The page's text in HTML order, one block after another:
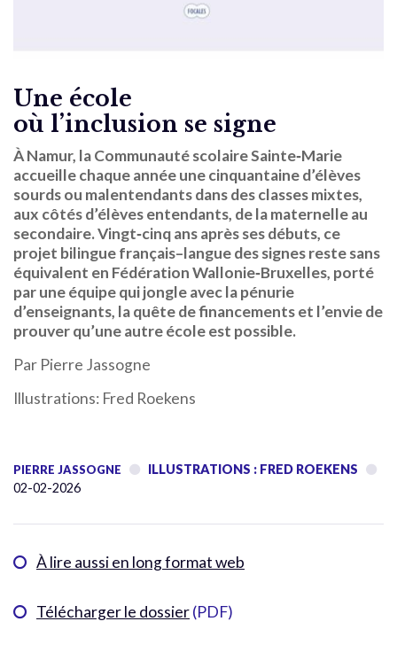
Une école
où l’inclusion se signe
À Namur, la Communauté scolaire Sainte‑Marie
accueille chaque année une cinquantaine d’élèves
sourds ou malentendants dans des classes mixtes,
aux côtés d’élèves entendants, de la maternelle au
secondaire. Vingt‑cinq ans après ses débuts, ce
projet bilingue français–langue des signes reste sans
équivalent en Fédération Wallonie‑Bruxelles, porté
par une équipe qui jongle avec la pénurie
d’enseignants, la quête de financements et l’envie de
prouver qu’une autre école est possible.
Par Pierre Jassogne
Illustrations: Fred Roekens
PIERRE JASSOGNE
ILLUSTRATIONS : FRED ROEKENS
02-02-2026
À lire aussi en long format web
Télécharger le dossier(PDF)